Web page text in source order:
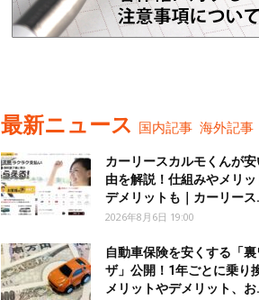
最新ニュース 国内記事 海外記事
カーリースカルモくんが
由を解説！仕組みやメリッ
デメリットも｜カーリース
2026年8月6日 19:00
自動車保険を安くする「裏
ザ」公開！1年ごとに乗り
メリットやデメリット、お